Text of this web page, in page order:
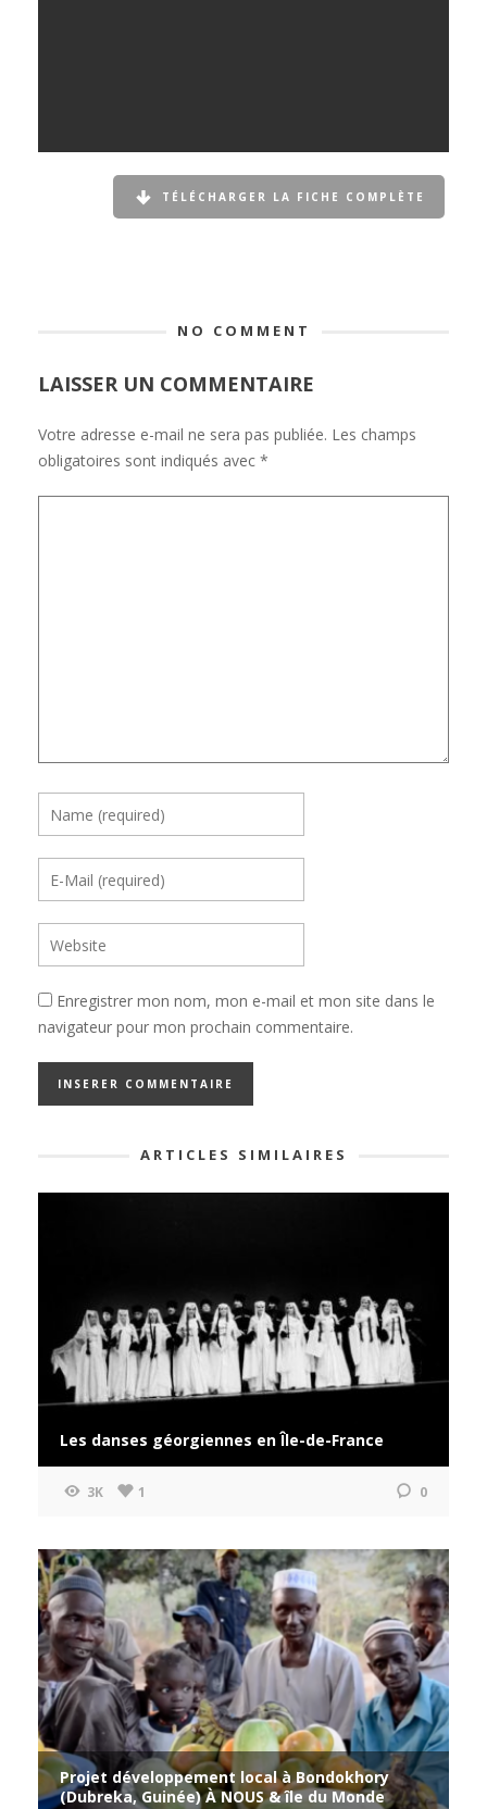
TÉLÉCHARGER LA FICHE COMPLÈTE
NO COMMENT
LAISSER UN COMMENTAIRE
Votre adresse e-mail ne sera pas publiée. Les champs
obligatoires sont indiqués avec *
Enregistrer mon nom, mon e-mail et mon site dans le
navigateur pour mon prochain commentaire.
ARTICLES SIMILAIRES
Les danses géorgiennes en Île-de-France
3K 1 0
Projet développement local à Bondokhory
(Dubreka, Guinée) À NOUS & île du Monde